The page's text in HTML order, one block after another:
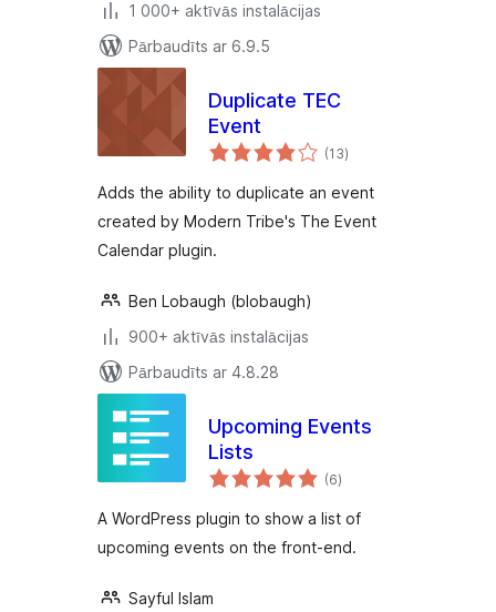
1 000+ aktīvās instalācijas
Pārbaudīts ar 6.9.5
Duplicate TEC
Event
(13vērtējumu
kopsumma
)
Adds the ability to duplicate an event
created by Modern Tribe's The Event
Calendar plugin.
Ben Lobaugh (blobaugh)
900+ aktīvās instalācijas
Pārbaudīts ar 4.8.28
Upcoming Events
Lists
(6vērtējumu
kopsumma
)
A WordPress plugin to show a list of
upcoming events on the front-end.
Sayful Islam